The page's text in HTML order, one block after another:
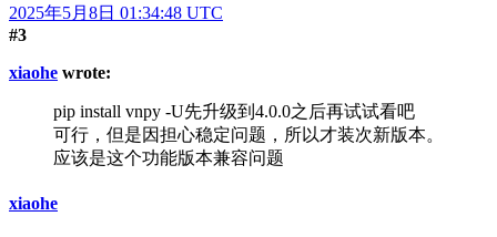
2025年5月8日 01:34:48 UTC
#3
xiaohe wrote:
pip install vnpy -U先升级到4.0.0之后再试试看吧
可行，但是因担心稳定问题，所以才装次新版本。
应该是这个功能版本兼容问题
xiaohe